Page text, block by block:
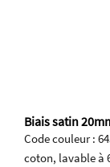
Biais satin
Code couleur :
coton, lavable à